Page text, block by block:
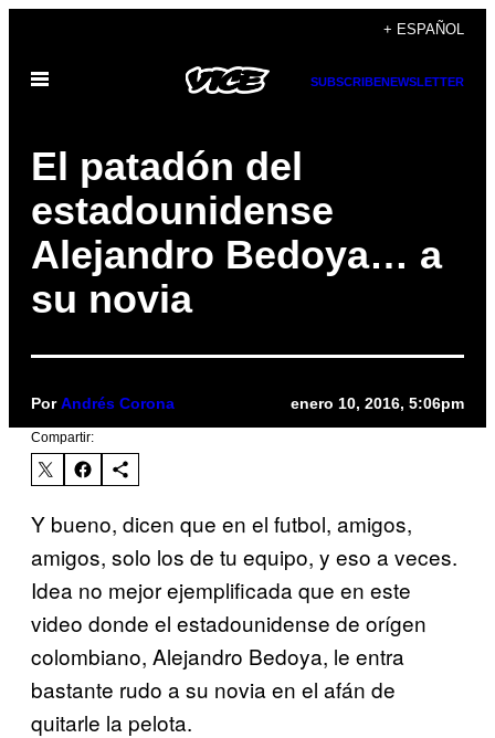
contenido
+ ESPAÑOL
Abrir
SUBSCRIBENEWSLETTER
El patadón del
estadounidense
Alejandro Bedoya… a
su novia
PorAndrés Corona enero 10, 2016, 5:06pm
Compartir:
Y bueno, dicen que en el futbol, amigos,
amigos, solo los de tu equipo, y eso a veces.
Idea no mejor ejemplificada que en este
video donde el estadounidense de orígen
colombiano, Alejandro Bedoya, le entra
bastante rudo a su novia en el afán de
quitarle la pelota.